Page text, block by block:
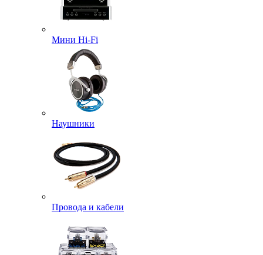
Мини Hi-Fi
Наушники
Провода и кабели